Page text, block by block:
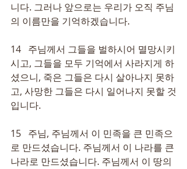
니다. 그러나 앞으로는 우리가 오직 주님
의 이름만을 기억하겠습니다.
14   주님께서 그들을 벌하시어 멸망시키
시고, 그들을 모두 기억에서 사라지게 하
셨으니, 죽은 그들은 다시 살아나지 못하
고, 사망한 그들은 다시 일어나지 못할 것
입니다.
15   주님, 주님께서 이 민족을 큰 민족으
로 만드셨습니다. 주님께서 이 나라를 큰
나라로 만드셨습니다. 주님께서 이 땅의